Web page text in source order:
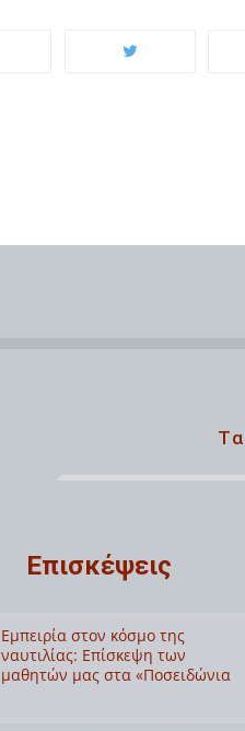
Επισκέψεις
Εμπειρία στον κόσμο της
ναυτιλίας: Επίσκεψη των
μαθητών μας στα «Ποσειδώνια